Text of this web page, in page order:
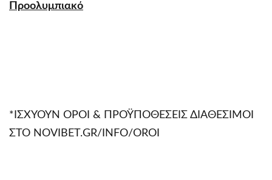
Προολυμπιακό
*ΙΣΧΥΟΥΝ ΟΡΟΙ & ΠΡΟΫΠΟΘΕΣΕΙΣ ΔΙΑΘΕΣΙΜΟΙ
ΣΤΟ NOVIBET.GR/INFO/OROI